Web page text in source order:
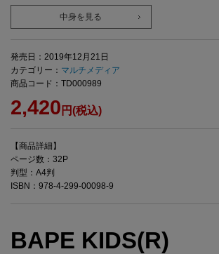
中身を見る
発売日：2019年12月21日
カテゴリー： マルチメディア
商品コード：TD000989
2,420 円(税込)
【商品詳細】
ページ数：32P
判型：A4判
ISBN：978-4-299-00098-9
BAPE KIDS(R)